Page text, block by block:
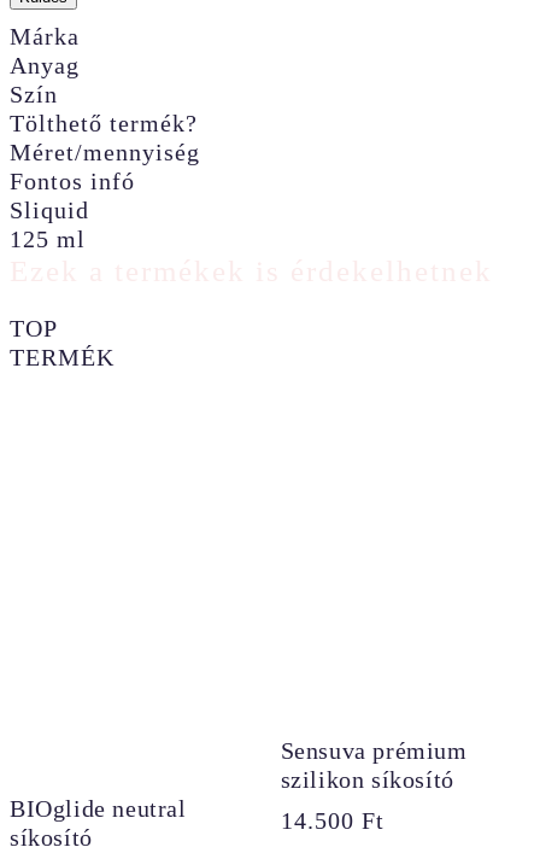
Márka
Anyag
Szín
Tölthető termék?
Méret/mennyiség
Fontos infó
Sliquid
125 ml
TOP
TERMÉK
BIOglide neutral
síkosító
Sensuva prémium
szilikon síkosító
14.500 Ft